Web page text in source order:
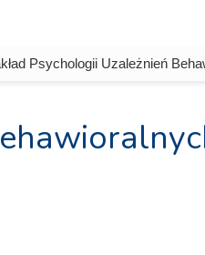
Psychologii Uzależnień